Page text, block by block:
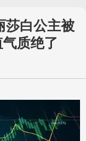
莎白公主被
质绝了